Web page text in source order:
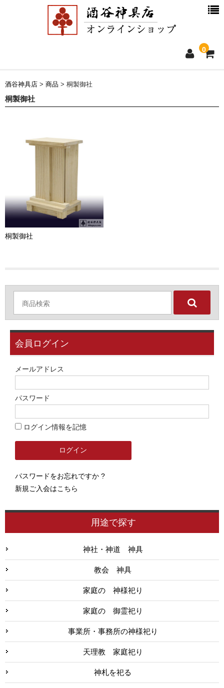
0
新着情報
会社概要
お買物かご
酒谷神具店 > 商品 > 桐製御社
桐製御社
桐製御社
会員ログイン
メールアドレス
パスワード
ログイン情報を記憶
パスワードをお忘れですか ?
新規ご入会はこちら
用途で探す
神社・神道 神具
教会 神具
家庭の 神様祀り
家庭の 御霊祀り
事業所・事務所の神様祀り
天理教 家庭祀り
神札を祀る